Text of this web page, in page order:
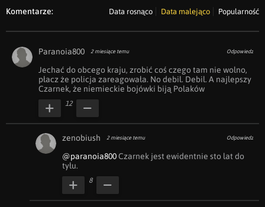
Komentarze: Data rosnąco Data malejąco Popularność
Paranoia800 2 miesiące temu Odpowiedz
Jechać do obcego kraju, zrobić coś czego tam nie wolno,
płacz że policja zareagowała. No debil. Debil. A najlepszy
Czarnek, że niemieckie bojówki biją Polaków
12
zenobiush 2 miesiące temu Odpowiedz
@paranoia800 Czarnek jest ewidentnie sto lat do
tyłu.
8